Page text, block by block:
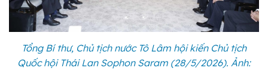
Tổng Bí thư, Chủ tịch nước Tô Lâm hội kiến Chủ tịch
Quốc hội Thái Lan Sophon Saram (28/5/2026). Ảnh: